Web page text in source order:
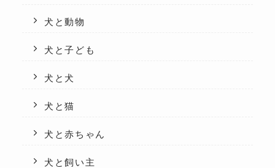
犬と動物
犬と子ども
犬と犬
犬と猫
犬と赤ちゃん
犬と飼い主